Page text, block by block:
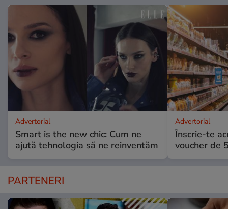
Advertorial
Smart is the new chic: Cum ne
ajută tehnologia să ne reinventăm
Advertorial
Înscrie-te
voucher de
PARTENERI